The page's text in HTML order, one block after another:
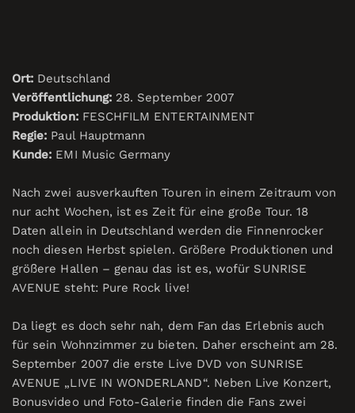
Ort: Deutschland
Veröffentlichung: 28. September 2007
Produktion:FESCHFILM ENTERTAINMENT
Regie: Paul Hauptmann
Kunde: EMI Music Germany
Nach zwei ausverkauften Touren in einem Zeitraum von
nur acht Wochen, ist es Zeit für eine große Tour. 18
Daten allein in Deutschland werden die Finnenrocker
noch diesen Herbst spielen. Größere Produktionen und
größere Hallen – genau das ist es, wofür SUNRISE
AVENUE steht: Pure Rock live!
Da liegt es doch sehr nah, dem Fan das Erlebnis auch
für sein Wohnzimmer zu bieten. Daher erscheint am 28.
September 2007 die erste Live DVD von SUNRISE
AVENUE „LIVE IN WONDERLAND“. Neben Live Konzert,
Bonusvideo und Foto-Galerie finden die Fans zwei